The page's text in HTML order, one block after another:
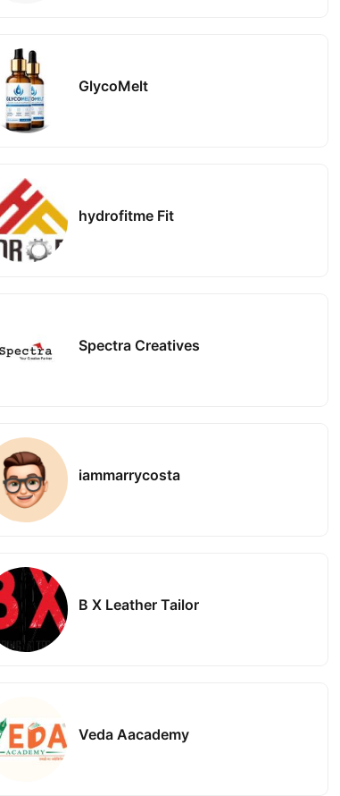
GlycoMelt
hydrofitme Fit
Spectra Creatives
iammarrycosta
B X Leather Tailor
Veda Aacademy